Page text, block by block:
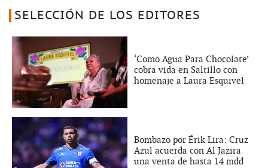
SELECCIÓN DE LOS EDITORES
‘Como Agua Para Chocolate’
cobra vida en Saltillo con
homenaje a Laura Esquivel
Bombazo por Érik Lira: Cruz
Azul acuerda con Al Jazira
una venta de hasta 14 mdd